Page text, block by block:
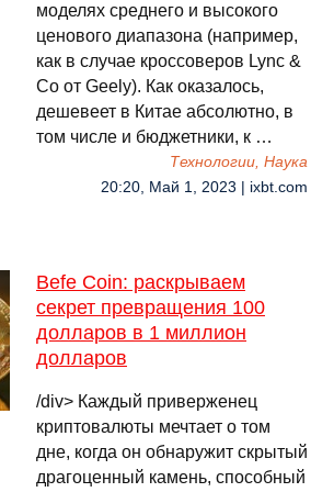
моделях среднего и высокого
ценового диапазона (например,
как в случае кроссоверов Lync &
Co от Geely). Как оказалось,
дешевеет в Китае абсолютно, в
том числе и бюджетники, к …
Технологии, Наука
20:20, Май 1, 2023 | ixbt.com
Befe Coin: раскрываем
секрет превращения 100
долларов в 1 миллион
долларов
/div> Каждый приверженец
криптовалюты мечтает о том
дне, когда он обнаружит скрытый
драгоценный камень, способный